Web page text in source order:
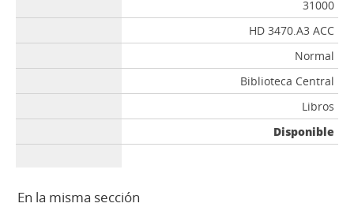
31000
HD 3470.A3 ACC
Normal
Biblioteca Central
Libros
Disponible
En la misma sección